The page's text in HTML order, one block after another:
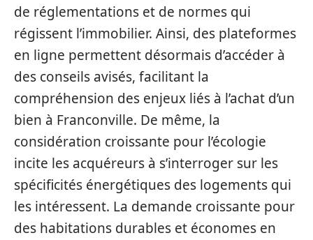
de réglementations et de normes qui
régissent l’immobilier. Ainsi, des plateformes
en ligne permettent désormais d’accéder à
des conseils avisés, facilitant la
compréhension des enjeux liés à l’achat d’un
bien à Franconville. De même, la
considération croissante pour l’écologie
incite les acquéreurs à s’interroger sur les
spécificités énergétiques des logements qui
les intéressent. La demande croissante pour
des habitations durables et économes en